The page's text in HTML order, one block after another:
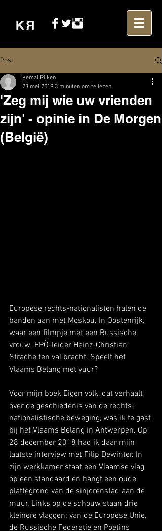
Post
'Zeg mij wie uw vrienden
zijn' - opinie in De Morgen
(België)
Kemal Rijken
23 mei 2019 3 minuten om te lezen
Europese rechts-nationalisten halen de
banden aan met Moskou. In Oostenrijk,
waar een filmpje met een Russische
vrouw  FPÖ-leider Heinz-Christian
Strache ten val bracht. Speelt het
Vlaams Belang met vuur?
Voor mijn boek Eigen volk, dat verhaalt
over de geschiedenis van de rechts-
nationalistische beweging, was ik te gast
bij het Vlaams Belang in Antwerpen. Op
28 december 2018 had ik daar mijn
laatste interview met Filip Dewinter. In
zijn werkkamer staat een Vlaamse vlag
op een standaard en hangt een oude
plattegrond van de sinjorenstad aan de
muur. Links op de schouw staan drie
kleinere vlaggen: van de Europese Unie,
de Russische Federatie en Poetins